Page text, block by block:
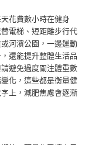
花費數小時在健身
電梯、短距離步行代
河濱公園，一邊運動
還能提升整體生活品
避免過度關注體重數
化，這些都是衡量健
上，減肥焦慮會逐漸